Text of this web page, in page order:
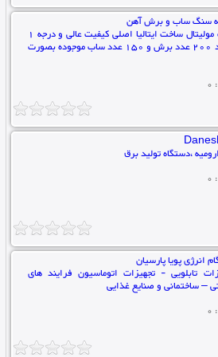
سنگ ساب و برش آهن
مارک مولیتال ساخت ایتالیا اصلی کیفیت عالی و درجه 1
تعداد 200 عدد برش و 150 عدد ساب موجوده بصورت
،دستگاه تولید برق
انرژی پویا پارسیان
تابلویی - تجهیزات اتوماسیون فرایند های
– ساختمانی و صنایع غذایی